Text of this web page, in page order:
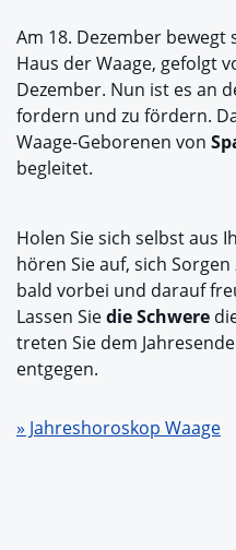
Am 18. Dezember
Haus der Waage, gefolgt
Dezember. Nun ist es an
fordern und zu fördern.
Waage-Geborenen von
begleitet.
Holen Sie sich selbst aus
hören Sie auf, sich
bald vorbei und darauf
Lassen Siedie Schwere
treten Sie dem
entgegen.
» Jahreshoroskop Waage